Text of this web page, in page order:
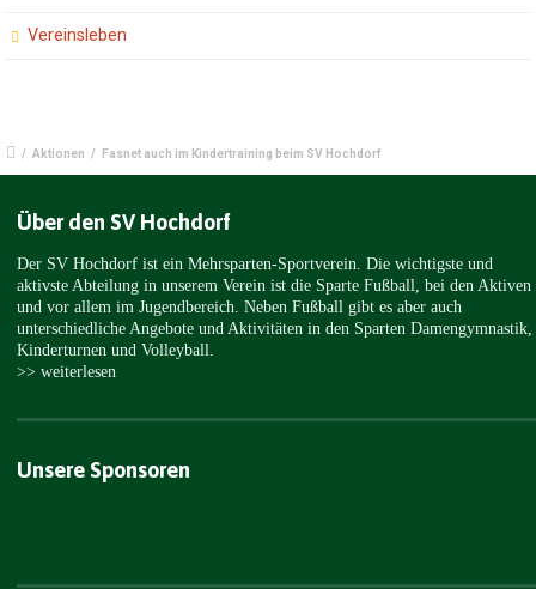
Vereinsleben
/ Aktionen / Fasnet auch im Kindertraining beim SV Hochdorf
Über den SV Hochdorf
Der SV Hochdorf ist ein Mehrsparten-Sportverein. Die wichtigste und
aktivste Abteilung in unserem Verein ist die Sparte Fußball, bei den Aktiven
und vor allem im Jugendbereich. Neben Fußball gibt es aber auch
unterschiedliche Angebote und Aktivitäten in den Sparten Damengymnastik,
Kinderturnen und Volleyball.
>> weiterlesen
Unsere Sponsoren